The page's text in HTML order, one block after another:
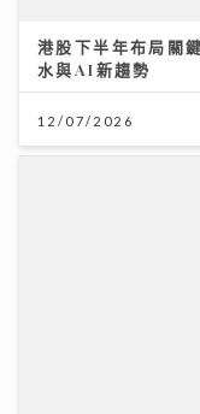
港股下半年布局關
水與AI新趨勢
12/07/2026